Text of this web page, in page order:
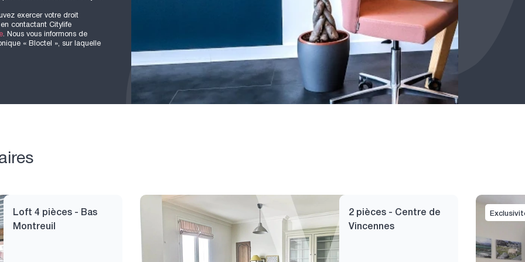
exercer votre droit
contactant Citylife
. Nous vous informons de
« Bloctel », sur laquelle
Loft 4 pièces - Bas
Montreuil
2 pièces - Centre de
Vincennes